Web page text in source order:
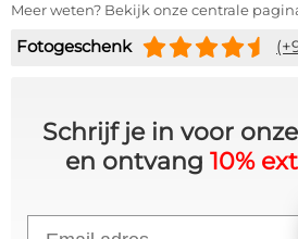
Meer weten? Bekijk onze centrale
Fotogeschenk
Schrijf je in voor
en ontvang 10%